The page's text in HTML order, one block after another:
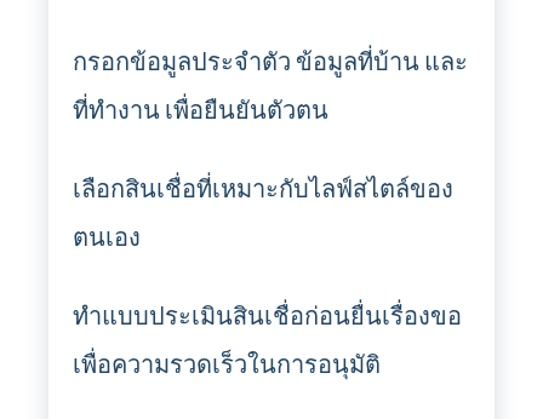
กรอกข้อมูลประจำตัว ข้อมูลที่บ้าน และ
ที่ทำงาน เพื่อยืนยันตัวตน
เลือกสินเชื่อที่เหมาะกับไลฟ์สไตล์ของ
ตนเอง
ทำแบบประเมินสินเชื่อก่อนยื่นเรื่องขอ
เพื่อความรวดเร็วในการอนุมัติ